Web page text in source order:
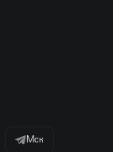
Мск